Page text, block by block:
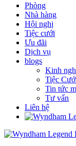
Phòng
Nhà hàng
Hội nghị
Tiệc cưới
Ưu đãi
Dịch vụ
blogs
Kinh
Tiệc
Tin tức
Tư vấn
Liên hệ